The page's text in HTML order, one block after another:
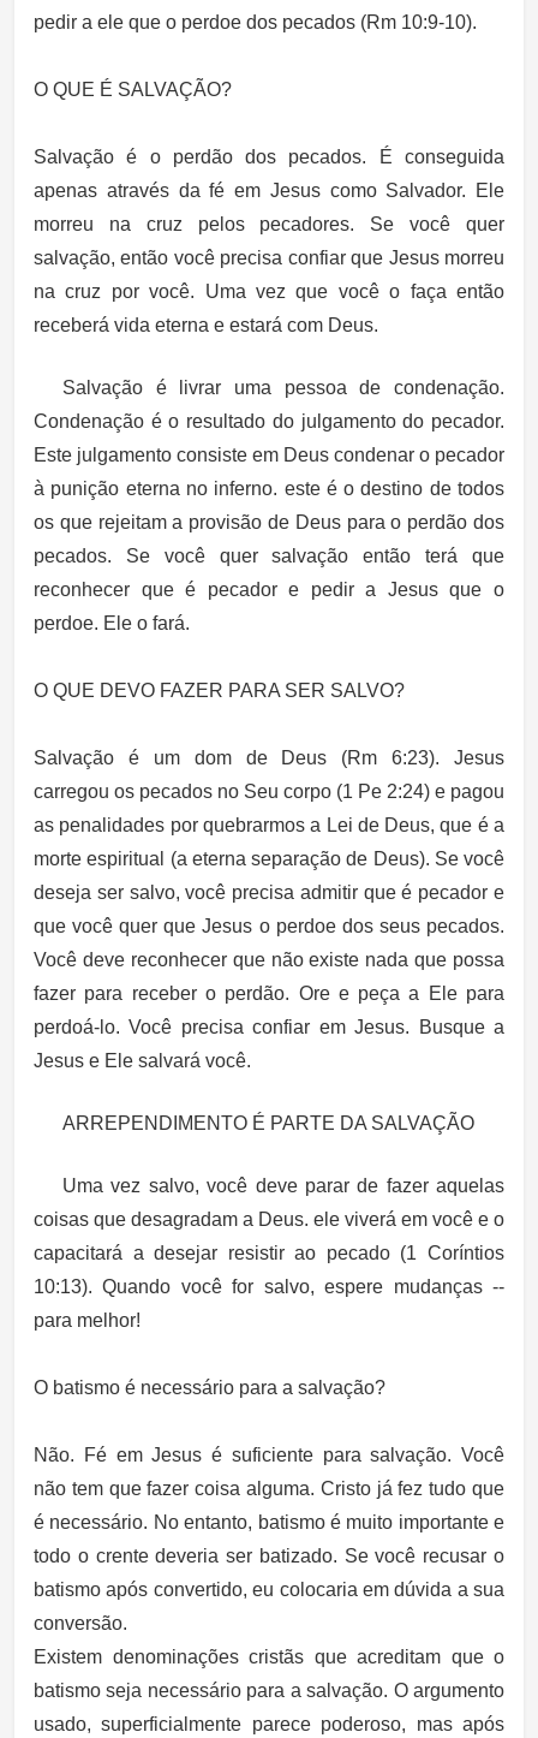
pedir a ele que o perdoe dos pecados (Rm 10:9-10).
O QUE É SALVAÇÃO?
Salvação é o perdão dos pecados. É conseguida
apenas através da fé em Jesus como Salvador. Ele
morreu na cruz pelos pecadores. Se você quer
salvação, então você precisa confiar que Jesus morreu
na cruz por você. Uma vez que você o faça então
receberá vida eterna e estará com Deus.
Salvação é livrar uma pessoa de condenação.
Condenação é o resultado do julgamento do pecador.
Este julgamento consiste em Deus condenar o pecador
à punição eterna no inferno. este é o destino de todos
os que rejeitam a provisão de Deus para o perdão dos
pecados. Se você quer salvação então terá que
reconhecer que é pecador e pedir a Jesus que o
perdoe. Ele o fará.
O QUE DEVO FAZER PARA SER SALVO?
Salvação é um dom de Deus (Rm 6:23). Jesus
carregou os pecados no Seu corpo (1 Pe 2:24) e pagou
as penalidades por quebrarmos a Lei de Deus, que é a
morte espiritual (a eterna separação de Deus). Se você
deseja ser salvo, você precisa admitir que é pecador e
que você quer que Jesus o perdoe dos seus pecados.
Você deve reconhecer que não existe nada que possa
fazer para receber o perdão. Ore e peça a Ele para
perdoá-lo. Você precisa confiar em Jesus. Busque a
Jesus e Ele salvará você.
ARREPENDIMENTO É PARTE DA SALVAÇÃO
Uma vez salvo, você deve parar de fazer aquelas
coisas que desagradam a Deus. ele viverá em você e o
capacitará a desejar resistir ao pecado (1 Coríntios
10:13). Quando você for salvo, espere mudanças --
para melhor!
O batismo é necessário para a salvação?
Não. Fé em Jesus é suficiente para salvação. Você
não tem que fazer coisa alguma. Cristo já fez tudo que
é necessário. No entanto, batismo é muito importante e
todo o crente deveria ser batizado. Se você recusar o
batismo após convertido, eu colocaria em dúvida a sua
conversão.
Existem denominações cristãs que acreditam que o
batismo seja necessário para a salvação. O argumento
usado, superficialmente parece poderoso, mas após